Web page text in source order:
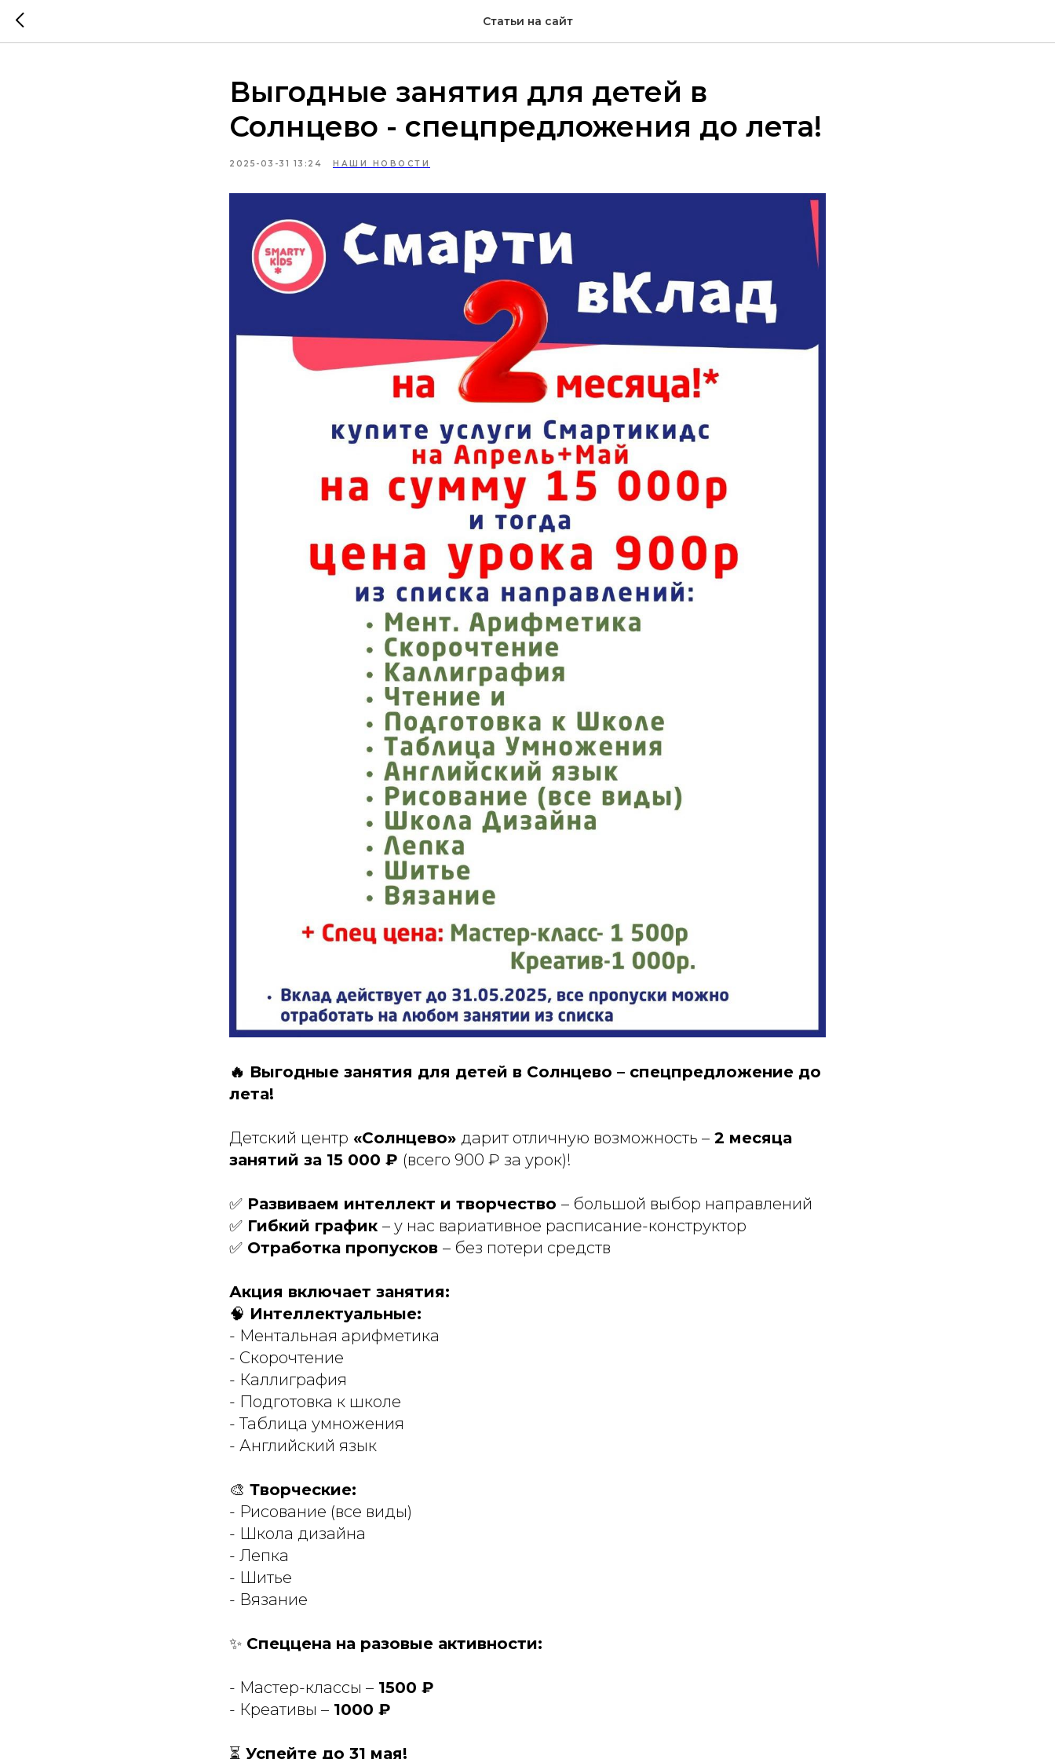
Статьи на сайт
Выгодные занятия для детей в
Солнцево - спецпредложения до лета!
2025-03-31 13:24 НАШИ НОВОСТИ
🔥 Выгодные занятия для детей в Солнцево – спецпредложение до
лета!
Детский центр «Солнцево» дарит отличную возможность – 2 месяца
занятий за 15 000 ₽ (всего 900 ₽ за урок)!
✅ Развиваем интеллект и творчество – большой выбор направлений
✅ Гибкий график – у нас вариативное расписание-конструктор
✅ Отработка пропусков – без потери средств
Акция включает занятия:
🧠 Интеллектуальные:
- Ментальная арифметика
- Скорочтение
- Каллиграфия
- Подготовка к школе
- Таблица умножения
- Английский язык
🎨 Творческие:
- Рисование (все виды)
- Школа дизайна
- Лепка
- Шитье
- Вязание
✨ Спеццена на разовые активности:
- Мастер-классы – 1500 ₽
- Креативы – 1000 ₽
⏳ Успейте до 31 мая!